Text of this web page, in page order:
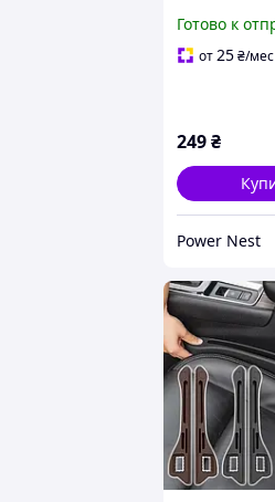
Держатели
Готово к
от25₴/мес
249₴
Power Nest